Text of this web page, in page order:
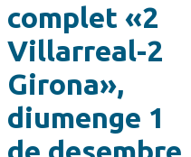
complet «2
Villarreal-2
Girona»,
diumenge 1